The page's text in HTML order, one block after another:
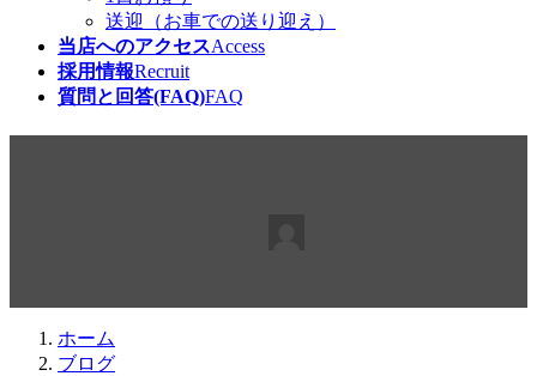
送迎（お車での送り迎え）
当店へのアクセスAccess
採用情報Recruit
質問と回答(FAQ)FAQ
ホーム
ブログ